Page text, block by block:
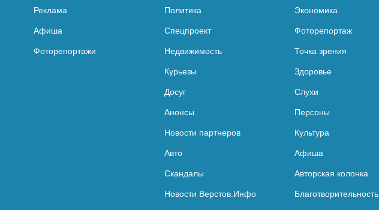
Реклама
Афиша
Фоторепортажи
Политика Экономика
Спецпроект Фоторепортаж
Недвижимость Точка зрения
Курьезы Здоровье
Досуг Слухи
Анонсы Персоны
Новости партнеров Культура
Авто Афиша
Скандалы Авторская колонка
Новости Верстов.Инфо Благотворительность